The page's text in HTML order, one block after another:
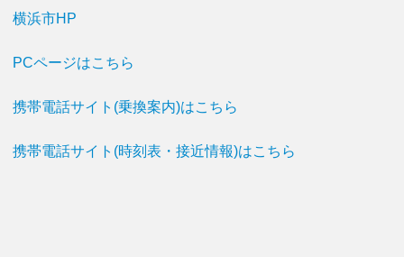
横浜市HP
PCページはこちら
携帯電話サイト(乗換案内)はこちら
携帯電話サイト(時刻表・接近情報)はこちら